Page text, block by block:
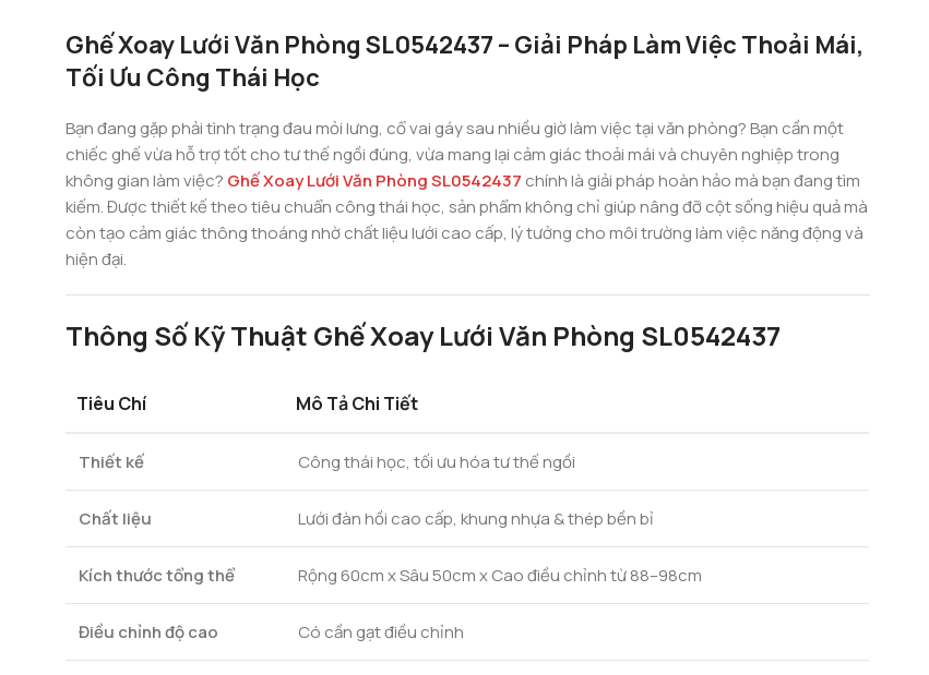
Ghế Xoay Lưới Văn Phòng SL0542437 – Giải Pháp Làm Việc Thoải Mái,
Tối Ưu Công Thái Học
Bạn đang gặp phải tình trạng đau mỏi lưng, cổ vai gáy sau nhiều giờ làm việc tại văn phòng? Bạn cần một
chiếc ghế vừa hỗ trợ tốt cho tư thế ngồi đúng, vừa mang lại cảm giác thoải mái và chuyên nghiệp trong
không gian làm việc? Ghế Xoay Lưới Văn Phòng SL0542437 chính là giải pháp hoàn hảo mà bạn đang tìm
kiếm. Được thiết kế theo tiêu chuẩn công thái học, sản phẩm không chỉ giúp nâng đỡ cột sống hiệu quả mà
còn tạo cảm giác thông thoáng nhờ chất liệu lưới cao cấp, lý tưởng cho môi trường làm việc năng động và
hiện đại.
Thông Số Kỹ Thuật Ghế Xoay Lưới Văn Phòng SL0542437
Tiêu Chí Mô Tả Chi Tiết
Thiết kế Công thái học, tối ưu hóa tư thế ngồi
Chất liệu Lưới đàn hồi cao cấp, khung nhựa & thép bền bỉ
Kích thước tổng thể Rộng 60cm x Sâu 50cm x Cao điều chỉnh từ 88–98cm
Điều chỉnh độ cao Có cần gạt điều chỉnh